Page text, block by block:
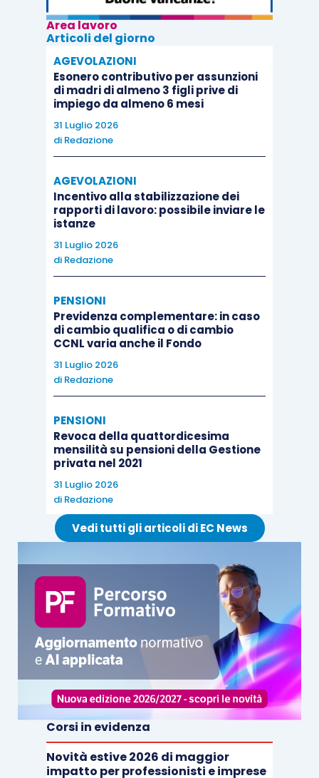
Area lavoro
Articoli del giorno
AGEVOLAZIONI
Esonero contributivo per assunzioni
di madri di almeno 3 figli prive di
impiego da almeno 6 mesi
31 Luglio 2026
di Redazione
AGEVOLAZIONI
Incentivo alla stabilizzazione dei
rapporti di lavoro: possibile inviare le
istanze
31 Luglio 2026
di Redazione
PENSIONI
Previdenza complementare: in caso
di cambio qualifica o di cambio
CCNL varia anche il Fondo
31 Luglio 2026
di Redazione
PENSIONI
Revoca della quattordicesima
mensilità su pensioni della Gestione
privata nel 2021
31 Luglio 2026
di Redazione
Vedi tutti gli articoli di EC News
Corsi in evidenza
Novità estive 2026 di maggior
impatto per professionisti e imprese